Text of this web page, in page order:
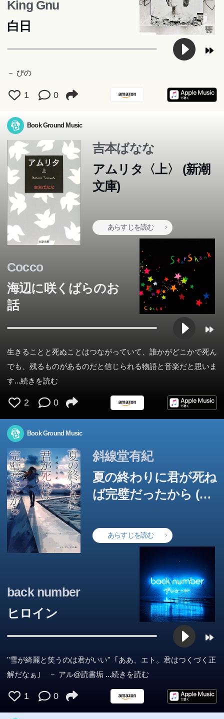
King Gnu
白日
－ ぴの
1 0
Book Ground Music
吉本ばなな
アムリタ〈上〉 (新潮
文庫)
あらすじを読む
Cocco
海辺に咲くばらのお
話
生きることと死ぬことはつながっていて、誰かがどこかで死ん
でも、残るものがあるのだと信じられる物語と音楽だと思いま
す...続きを読む
2 0
Book Ground Music
斜線堂有紀
夏の終わりに君が死ね
ば完璧だったから (メ
あらすじを読む
back number
ヒロイン
''雪が綺麗と笑うのは君がいい'' ｢ああ、エト。君はつくづく正
解だなぁ｣ － アル@読書垢 ...続きを読む
1 0